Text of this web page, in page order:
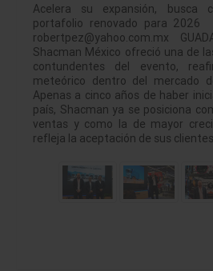
Acelera su expansión, busca
portafolio renovado para 2026
robertpez@yahoo.com.mx
Shacman México ofreció una de
contundentes del evento,
meteórico dentro del mercado
Apenas a cinco años de haber
país, Shacman ya se posiciona
ventas y como la de mayor
refleja la aceptación de sus